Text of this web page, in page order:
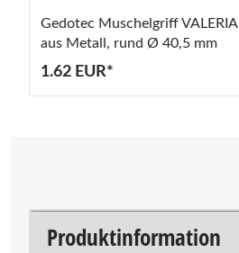
Gedotec Muschelgriff VALERIA
aus Metall, rund Ø 40,5 mm
1.62 EUR*
Produktinformation